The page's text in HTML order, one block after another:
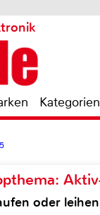
Kategorien
oder leihen